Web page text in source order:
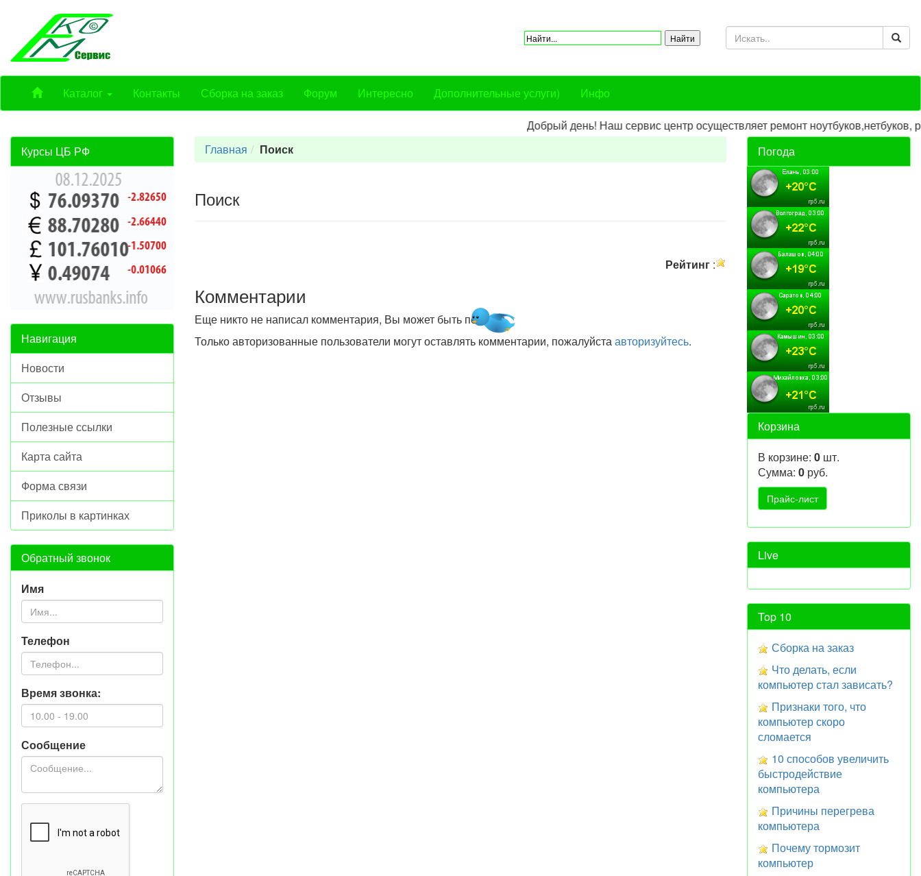
Каталог Контакты Сборка на заказ Форум Интересно Дополнительные услуги) Инфо
Добрый день! Наш сервис центр осуществляет ремонт ноутбуков,нетбуков,
Курсы ЦБ РФ
Навигация
Новости
Отзывы
Полезные ссылки
Карта сайта
Форма связи
Приколы в картинках
Обратный звонок
Имя
Телефон
Время звонка:
Сообщение
Главная Поиск
Поиск
Рейтинг :
Комментарии
Еще никто не написал комментария, Вы может быть первым.
Только авторизованные пользователи могут оставлять комментарии, пожалуйстаавторизуйтесь.
Погода
Корзина
В корзине:0 шт.
Сумма:0 руб.
Live
Top 10
Сборка на заказ
Что делать, если
компьютер стал зависать?
Признаки того, что
компьютер скоро
сломается
10 способов увеличить
быстродействие
компьютера
Причины перегрева
компьютера
Почему тормозит
компьютер